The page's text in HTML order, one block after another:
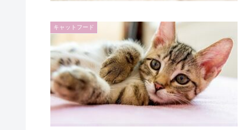
キャットフード